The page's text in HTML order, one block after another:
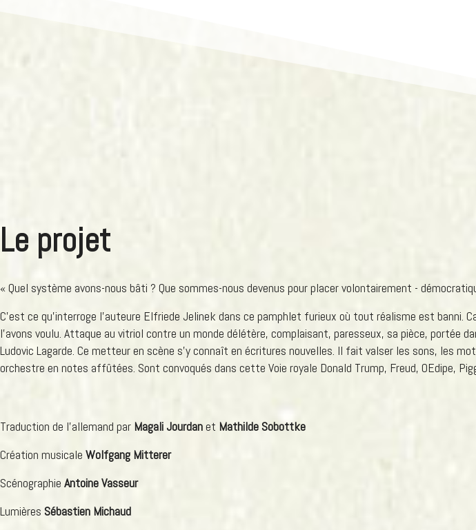
Le projet
« Quel système avons-nous bâti ? Que sommes-nous devenus pour placer volontairement -
C’est ce qu’interroge l’auteure Elfriede Jelinek dans ce pamphlet furieux où tout réalisme est banni.
l’avons voulu. Attaque au vitriol contre un monde délétère, complaisant, paresseux, sa pièce, portée
Ludovic Lagarde. Ce metteur en scène s’y connaît en écritures nouvelles. Il fait valser les sons, les
orchestre en notes affûtées. Sont convoqués dans cette Voie royale Donald Trump, Freud, OEdipe,
Traduction de l’allemand par Magali Jourdanet Mathilde Sobottke
Création musicale Wolfgang Mitterer
Scénographie Antoine Vasseur
Lumières Sébastien Michaud